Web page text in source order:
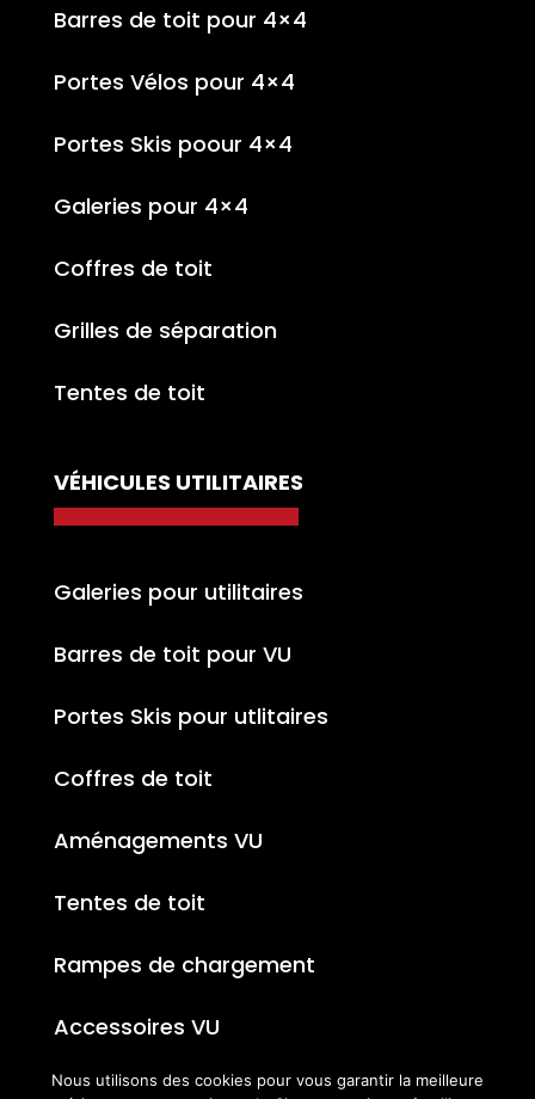
Barres de toit pour 4×4
Portes Vélos pour 4×4
Portes Skis poour 4×4
Galeries pour 4×4
Coffres de toit
Grilles de séparation
Tentes de toit
VÉHICULES UTILITAIRES
Galeries pour utilitaires
Barres de toit pour VU
Portes Skis pour utlitaires
Coffres de toit
Aménagements VU
Tentes de toit
Rampes de chargement
Accessoires VU
Nous utilisons des cookies pour vous garantir la meilleure